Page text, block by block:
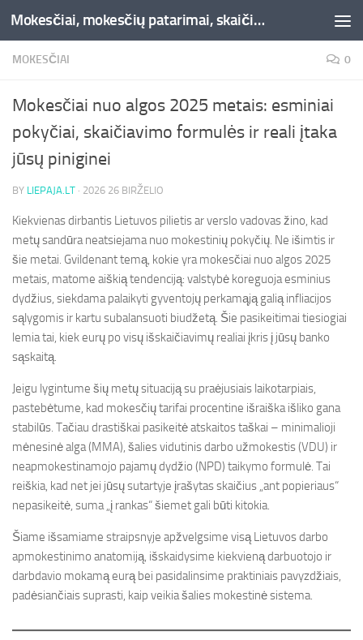
Skip to content Mokesčiai, mokesčių patarimai, skaičiuoklės, straipsniai -Liepaja.lt
MOKESČIAI 0
Mokesčiai nuo algos 2025 metais: esminiai
pokyčiai, skaičiavimo formulės ir reali įtaka
jūsų piniginei
BY LIEPAJA.LT · 2026 26 BIRŽELIO
Kiekvienas dirbantis Lietuvos pilietis ar verslo vadovas žino, kad
metų sandūra neatsiejama nuo mokestinių pokyčių. Ne išimtis ir
šie metai. Gvildenant temą, kokie yra mokesčiai nuo algos 2025
metais, matome aiškią tendenciją: valstybė koreguoja esminius
dydžius, siekdama palaikyti gyventojų perkamąją galią infliacijos
sąlygomis ir kartu subalansuoti biudžetą. Šie pasikeitimai tiesiogiai
lemia tai, kiek eurų po visų išskaičiavimų realiai įkris į jūsų banko
sąskaitą.
Jeigu lygintume šių metų situaciją su praėjusiais laikotarpiais,
pastebėtume, kad mokesčių tarifai procentine išraiška išliko gana
stabilūs. Tačiau drastiškai pasikeitė atskaitos taškai – minimalioji
mėnesinė alga (MMA), šalies vidutinis darbo užmokestis (VDU) ir
neapmokestinamojo pajamų dydžio (NPD) taikymo formulė. Tai
reiškia, kad net jei jūsų sutartyje įrašytas skaičius „ant popieriaus“
nepasikeitė, suma „į rankas“ šiemet gali būti kitokia.
Šiame išsamiame straipsnyje apžvelgsime visą Lietuvos darbo
apmokestinimo anatomiją, išskaidysime kiekvieną darbuotojo ir
darbdavio mokamą eurą bei pasidalinsime praktiniais pavyzdžiais,
padėsiančiais suprasti, kaip veikia šalies mokestinė sistema.